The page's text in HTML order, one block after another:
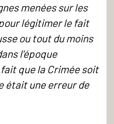
menées sur les
légitimer le fait
ou tout du moins
l'époque
que la Crimée soit
était une erreur de